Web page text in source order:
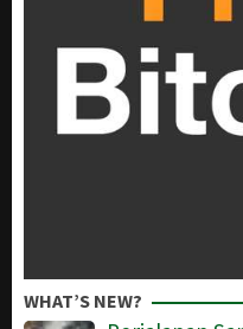
WHAT’S NEW?